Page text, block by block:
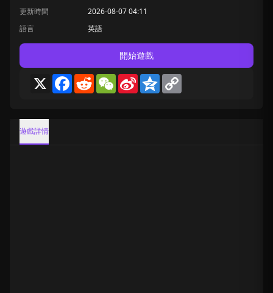
更新時間
2026-08-07 04:11
語言
英語
開始遊戲
X Facebook
RedditWeChat
Sina
Weibo
Qzone
遊戲詳情